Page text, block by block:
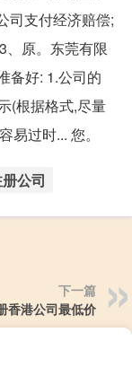
司支付经济赔偿;
、原。东莞有限
备好: 1.公司的
(根据格式,尽量
过时... 您。
公司
下一篇
香港公司最低价